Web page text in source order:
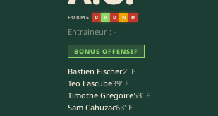
FORME D V D N D
Entraineur : -
BONUS OFFENSIF
Bastien Fischer2' E
Teo Lascube39' E
Timothe Gregoire53' E
Sam Cahuzac63' E